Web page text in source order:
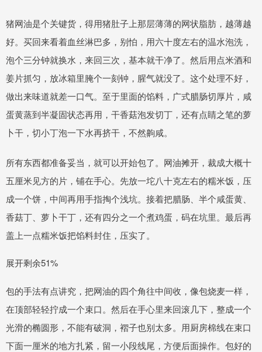
猪网油是个关键货，得用猪肚子上那层薄薄的网状脂肪，越薄越
好。买回来看着血丝淋巴多，别怕，用六十度左右的温水泡洗，
泡个三分钟就换水，来回三次，基本就干净了。然后用点米酒和
姜片抓匀，放冰箱里腌个一刻钟，腥气就没了。这个处理不好，
做出来味道就差一口气。至于里面的馅料，广式腊肠切厚片，咸
蛋黄蒸到半凝固状态再用，干香菇泡发切丁，还有点睛之笔的萝
卜干，切小丁泡一下水再挤干，不然齁咸。
所有东西都准备妥当，就可以开始包了。网油摊开，裁成大概十
五厘米见方的片，铺在手心。先放一坨八十克左右的糯米饭，压
成一个饼，中间再用手指掏个浅坑。接着把腊肠、半个咸蛋黄、
香菇丁、萝卜干丁，还有四分之一个煮鸡蛋，码在坑里。最后再
盖上一点糯米饭把馅料封住，压实了。
展开剩余51%
包的手法有点讲究，把网油的四个角往中间收，像包烧麦一样，
在顶部轻轻拧成一个束口。然后在手心里来回滚几下，整成一个
光滑的椭圆形，不能有破洞，褶子也别太多。用厨房棉线在束口
下面一厘米的地方扎紧，留一小段线尾，方便后面操作。包好的